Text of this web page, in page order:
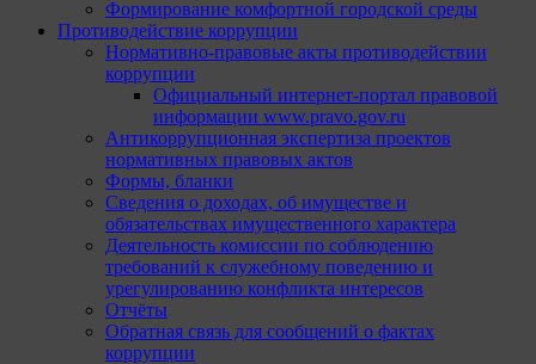
Формирование комфортной городской среды
Противодействие коррупции
Нормативно-правовые акты противодействии
коррупции
Официальный интернет-портал правовой
информации www.pravo.gov.ru
Антикоррупционная экспертиза проектов
нормативных правовых актов
Формы, бланки
Сведения о доходах, об имуществе и
обязательствах имущественного характера
Деятельность комиссии по соблюдению
требований к служебному поведению и
урегулированию конфликта интересов
Отчёты
Обратная связь для сообщений о фактах
коррупции